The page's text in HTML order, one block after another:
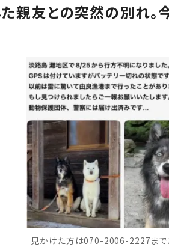
親友との突然の別れ。
見かけた方は070-2006-2227まで